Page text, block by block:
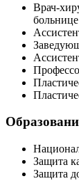
Врач-
Защита
Защита